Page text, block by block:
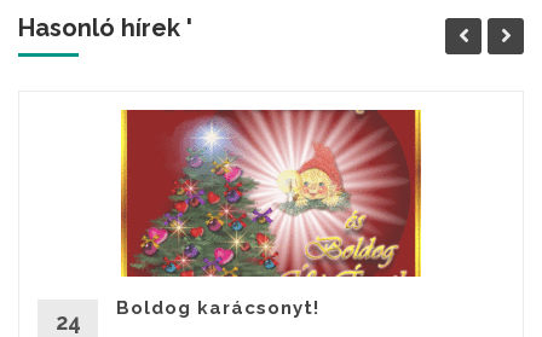
Hasonló hírek '
24
Boldog karácsonyt!